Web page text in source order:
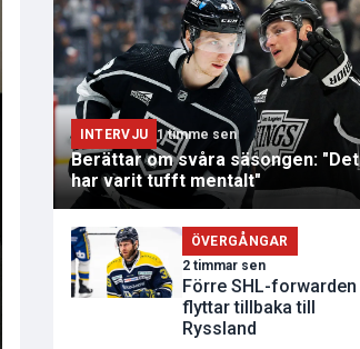
INTERVJU 1 timme sen
Berättar om svåra säsongen: "Det
har varit tufft mentalt"
ÖVERGÅNGAR
2 timmar sen
Förre SHL-forwarden
flyttar tillbaka till
Ryssland